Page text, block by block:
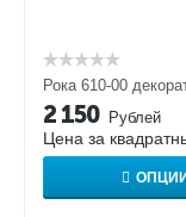
Рока 610-00
2 150 Рублей
Цена за